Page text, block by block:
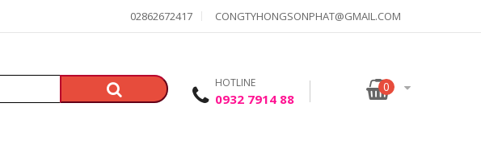
02862672417 CONGTYHONGSONPHAT@GMAIL.COM
HOTLINE
0932 7914 88
0